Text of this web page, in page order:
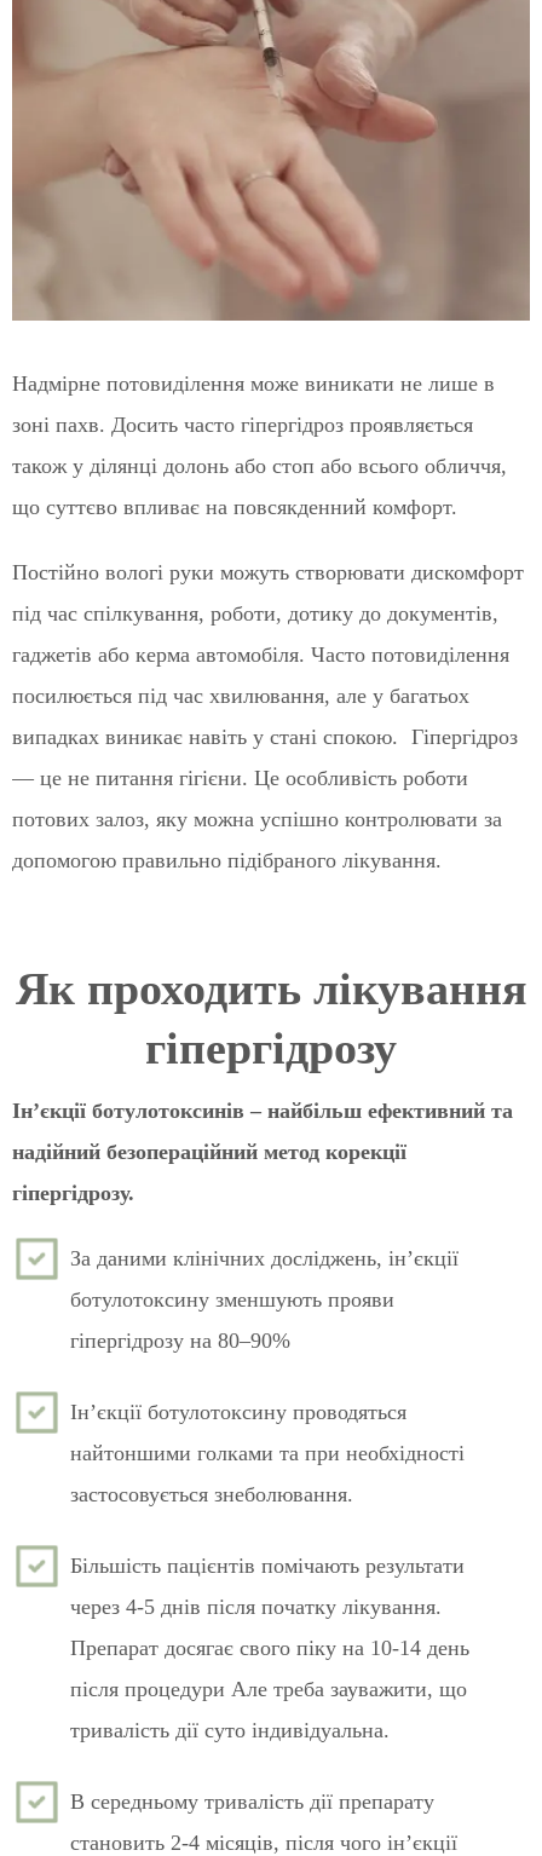
Надмірне потовиділення може виникати не лише в
зоні пахв. Досить часто гіпергідроз проявляється
також у ділянці долонь або стоп або всього обличчя,
що суттєво впливає на повсякденний комфорт.
Постійно вологі руки можуть створювати дискомфорт
під час спілкування, роботи, дотику до документів,
гаджетів або керма автомобіля. Часто потовиділення
посилюється під час хвилювання, але у багатьох
випадках виникає навіть у стані спокою. Гіпергідроз
— це не питання гігієни. Це особливість роботи
потових залоз, яку можна успішно контролювати за
допомогою правильно підібраного лікування.
Як проходить лікування
гіпергідрозу
Ін’єкції ботулотоксинів – найбільш ефективний та
надійний безопераційний метод корекції
гіпергідрозу.
За даними клінічних досліджень, інʼєкції
ботулотоксину зменшують прояви
гіпергідрозу на 80–90%
Ін’єкції ботулотоксину проводяться
найтоншими голками та при необхідності
застосовується знеболювання.
Більшість пацієнтів помічають результати
через 4-5 днів після початку лікування.
Препарат досягає свого піку на 10-14 день
після процедури Але треба зауважити, що
тривалість дії суто індивідуальна.
В середньому тривалість дії препарату
становить 2-4 місяців, після чого ін’єкції